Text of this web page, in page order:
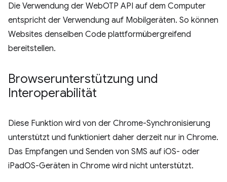
Die Verwendung der WebOTP API auf dem Computer
entspricht der Verwendung auf Mobilgeräten. So können
Websites denselben Code plattformübergreifend
bereitstellen.
Browserunterstützung und
Interoperabilität
Diese Funktion wird von der Chrome-Synchronisierung
unterstützt und funktioniert daher derzeit nur in Chrome.
Das Empfangen und Senden von SMS auf iOS- oder
iPadOS-Geräten in Chrome wird nicht unterstützt.